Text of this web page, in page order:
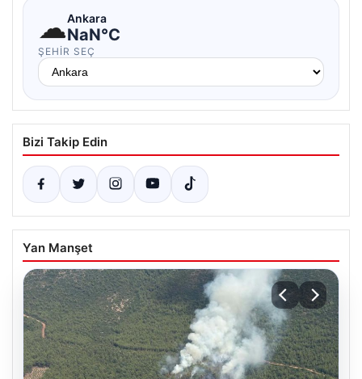
☁Ankara
NaN°C
ŞEHIR SEÇ
Bizi Takip Edin
Yan Manşet